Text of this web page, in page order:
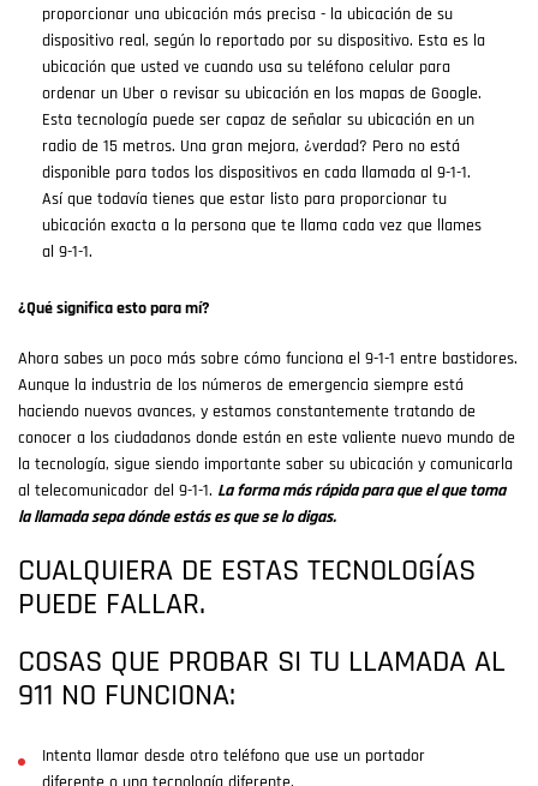
proporcionar una ubicación más precisa - la ubicación de su
dispositivo real, según lo reportado por su dispositivo. Esta es la
ubicación que usted ve cuando usa su teléfono celular para
ordenar un Uber o revisar su ubicación en los mapas de Google.
Esta tecnología puede ser capaz de señalar su ubicación en un
radio de 15 metros. Una gran mejora, ¿verdad? Pero no está
disponible para todos los dispositivos en cada llamada al 9-1-1.
Así que todavía tienes que estar listo para proporcionar tu
ubicación exacta a la persona que te llama cada vez que llames
al 9-1-1.
¿Qué significa esto para mí?
Ahora sabes un poco más sobre cómo funciona el 9-1-1 entre bastidores.
Aunque la industria de los números de emergencia siempre está
haciendo nuevos avances, y estamos constantemente tratando de
conocer a los ciudadanos donde están en este valiente nuevo mundo de
la tecnología, sigue siendo importante saber su ubicación y comunicarla
al telecomunicador del 9-1-1. La forma más rápida para que el que toma
la llamada sepa dónde estás es que se lo digas.
CUALQUIERA DE ESTAS TECNOLOGÍAS
PUEDE FALLAR.
COSAS QUE PROBAR SI TU LLAMADA AL
911 NO FUNCIONA:
Intenta llamar desde otro teléfono que use un portador